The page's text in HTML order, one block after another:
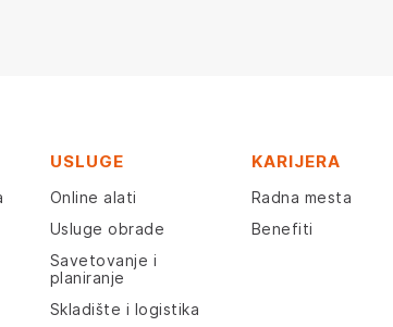
USLUGE
Online alati
Usluge obrade
Savetovanje i
planiranje
Skladište i logistika
KARIJERA
Radna mesta
Benefiti